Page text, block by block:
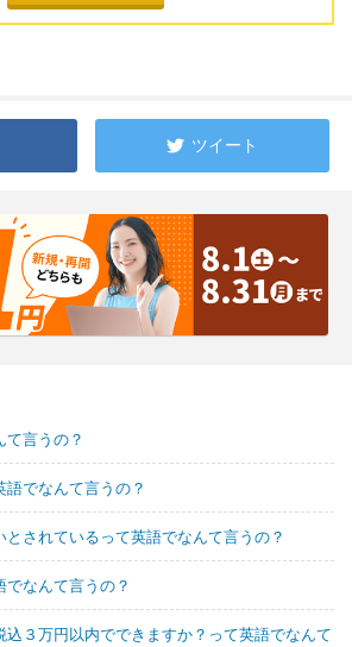
ツイート
言うの？
でなんて言うの？
されているって英語でなんて言うの？
なんて言うの？
３万円以内でできますか？って英語でなんて